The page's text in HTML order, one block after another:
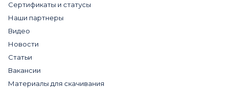
Сертификаты и статусы
Наши партнеры
Видео
Новости
Статьи
Вакансии
Материалы для скачивания